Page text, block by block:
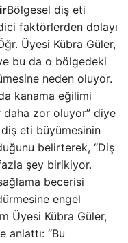
Bölgesel diş eti
faktörlerden dolayı
Üyesi Kübra Güler,
bu da o bölgedeki
neden oluyor.
kanama eğilimi
daha zor oluyor” diye
eti büyümesinin
belirterek, “Diş
şey birikiyor.
becerisi
engel
Üyesi Kübra Güler,
“Bu